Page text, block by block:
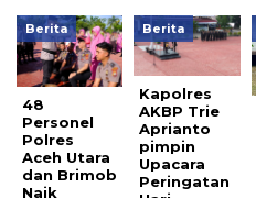
Berita
48
Personel
Polres
Aceh Utara
dan Brimob
Naik
Berita
Kapolres
AKBP Trie
Aprianto
pimpin
Upacara
Peringatan